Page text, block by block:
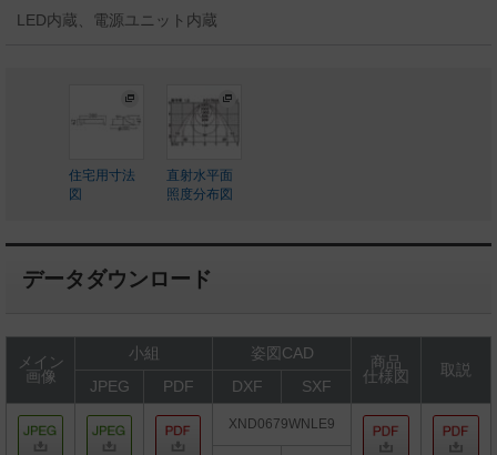
LED内蔵、電源ユニット内蔵
住宅用寸法
図
直射水平面
照度分布図
データダウンロード
メイン
画像
小組 姿図CAD
商品
仕様図
取説
JPEG
PDF DXF SXF
XND0679WNLE9